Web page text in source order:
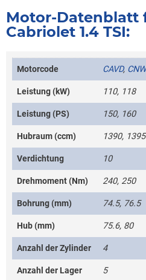
Motor-Datenblatt
Cabriolet 1.4 TSI:
Motorcode CAVD,
Leistung (kW) 110, 118
Leistung (PS) 150, 160
Hubraum (ccm) 1390, 1395
Verdichtung 10
Drehmoment (Nm) 240, 250
Bohrung (mm) 74.5, 76.5
Hub (mm) 75.6, 80
Anzahl der Zylinder 4
Anzahl der Lager 5